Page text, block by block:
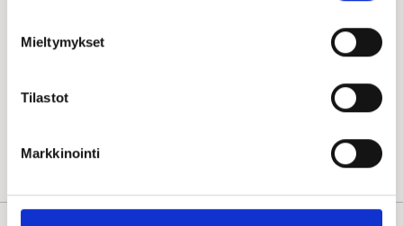
Mieltymykset
Tilastot
Markkinointi
Kastelli-kauppiaat
Piharakennusten myynti